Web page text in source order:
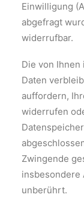
Einwilligung
abgefragt
widerrufbar.
Die von
Daten
auffordern,
widerrufen
Zwingende
insbesondere
unberührt.